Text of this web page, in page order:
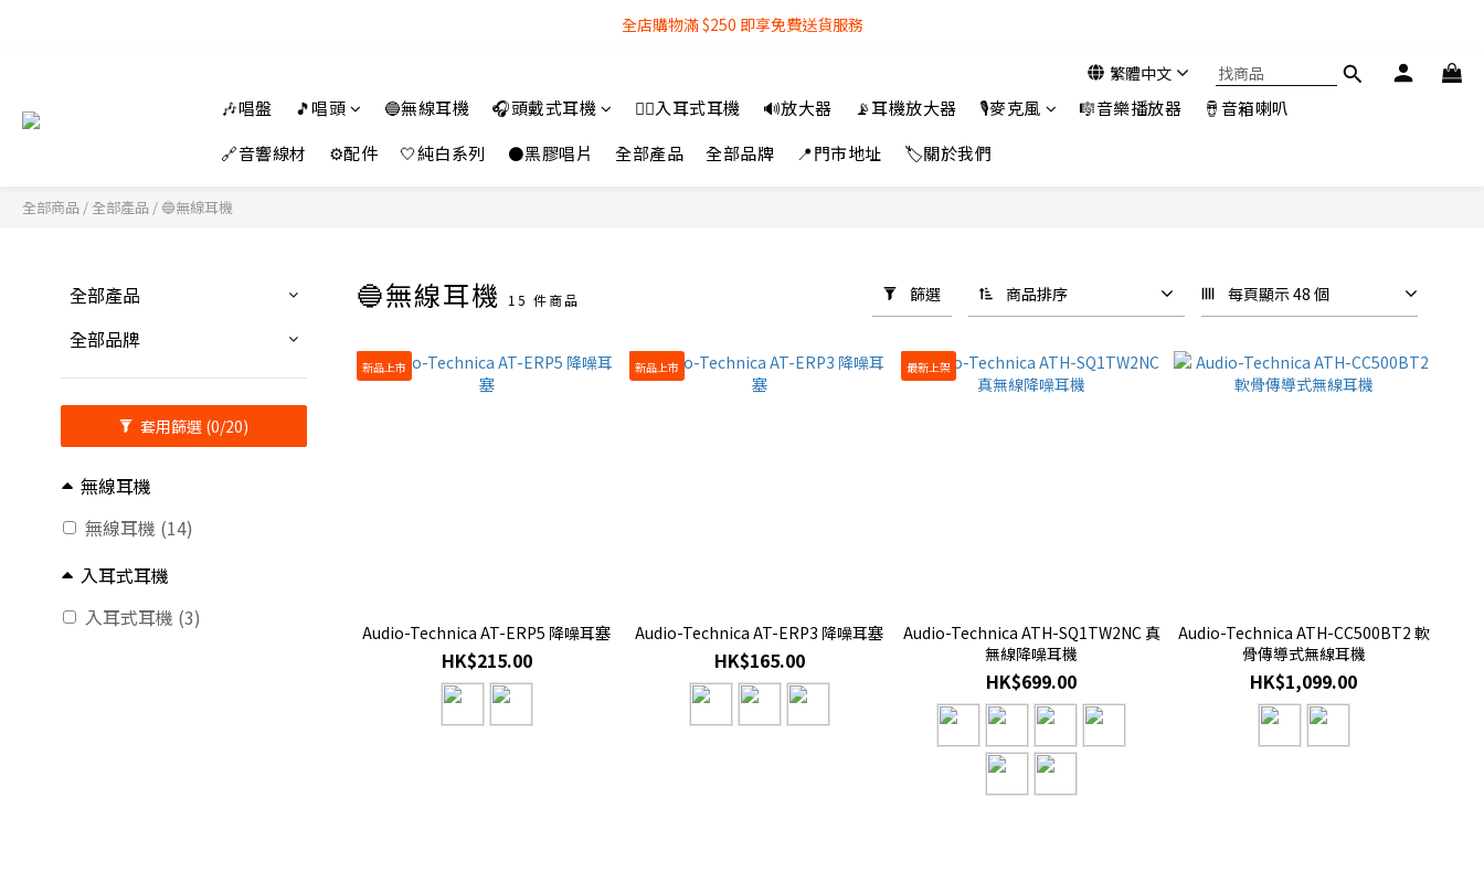
全店購物滿 $250 即享免費送貨服務
全店購物滿 $250 即享免費送貨服務
全店購物滿 $250 即享免費送貨服務
繁體中文
🎶唱盤 🎵唱頭 🔵無線耳機 🎧頭戴式耳機 👂🏻入耳式耳機 🔊放大器 📡耳機放大器 🎙️麥克風 🎼音樂播放器
🪘音箱喇叭
🔗音響線材
⚙️配件 🤍純白系列 ⚫黑膠唱片 全部產品 全部品牌 📍門市地址 🏷️關於我們
全部商品 / 全部產品 / 🔵無線耳機
全部產品
全部品牌
套用篩選 (0/20)
無線耳機
無線耳機 (14)
入耳式耳機
入耳式耳機 (3)
🔵無線耳機15 件商品 篩選 商品排序 每頁顯示 48 個
新品上市
Audio-Technica AT-ERP5 降噪耳塞
HK$215.00
新品上市
Audio-Technica AT-ERP3 降噪耳塞
HK$165.00
最新上架
Audio-Technica ATH-SQ1TW2NC 真
無線降噪耳機
HK$699.00
Audio-Technica ATH-CC500BT2 軟
骨傳導式無線耳機
HK$1,099.00